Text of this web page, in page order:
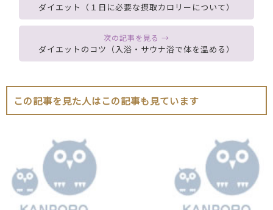
ダイエット（１日に必要な摂取カロリーについて）
ダイエットのコツ（入浴・サウナ浴で体を温める）
この記事を見た人はこの記事も見ています